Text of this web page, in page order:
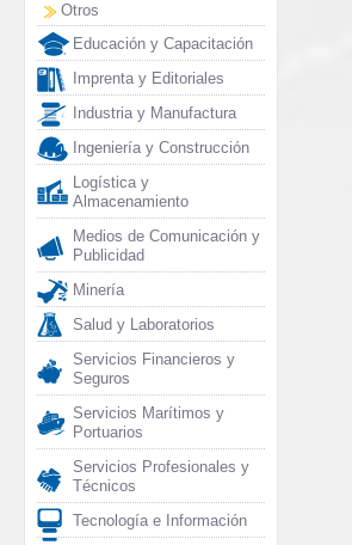
Otros
Educación y Capacitación
Imprenta y Editoriales
Industria y Manufactura
Ingeniería y Construcción
Logística y
Almacenamiento
Medios de Comunicación y
Publicidad
Minería
Salud y Laboratorios
Servicios Financieros y
Seguros
Servicios Marítimos y
Portuarios
Servicios Profesionales y
Técnicos
Tecnología e Información